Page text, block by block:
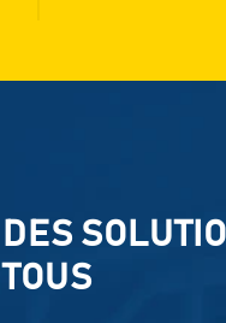
DES
TOUS